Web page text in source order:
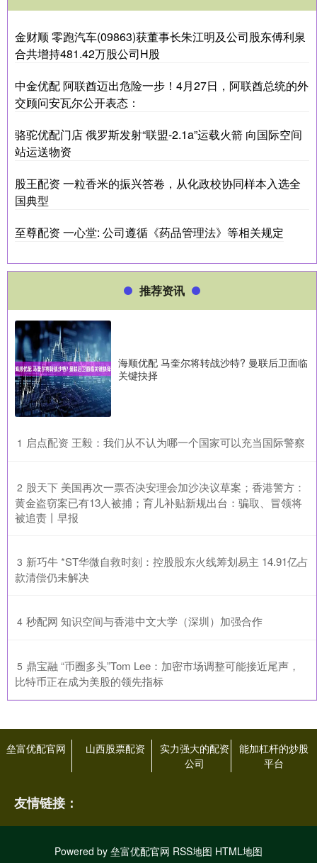
金财顺 零跑汽车(09863)获董事长朱江明及公司股东傅利泉
合共增持481.42万股公司H股
中金优配 阿联酋迈出危险一步！4月27日，阿联酋总统的外
交顾问安瓦尔公开表态：
骆驼优配门店 俄罗斯发射“联盟-2.1a”运载火箭 向国际空间
站运送物资
股王配资 一粒香米的振兴答卷，从化政校协同样本入选全
国典型
至尊配资 一心堂: 公司遵循《药品管理法》等相关规定
推荐资讯
海顺优配 马奎尔将转战沙特? 曼联后卫面临
关键抉择
1 ​启点配资 王毅：我们从不认为哪一个国家可以充当国际警察
2 ​股天下 美国再次一票否决安理会加沙决议草案；香港警方：
黄金盗窃案已有13人被捕；育儿补贴新规出台：骗取、冒领将
被追责丨早报
3 ​新巧牛 *ST华微自救时刻：控股股东火线筹划易主 14.91亿占
款清偿仍未解决
4 ​秒配网 知识空间与香港中文大学（深圳）加强合作
5 ​鼎宝融 “币圈多头”Tom Lee：加密市场调整可能接近尾声，
比特币正在成为美股的领先指标
垒富优配官网 山西股票配资
实力强大的配资
公司
能加杠杆的炒股
平台
友情链接：
Powered by 垒富优配官网 RSS地图 HTML地图